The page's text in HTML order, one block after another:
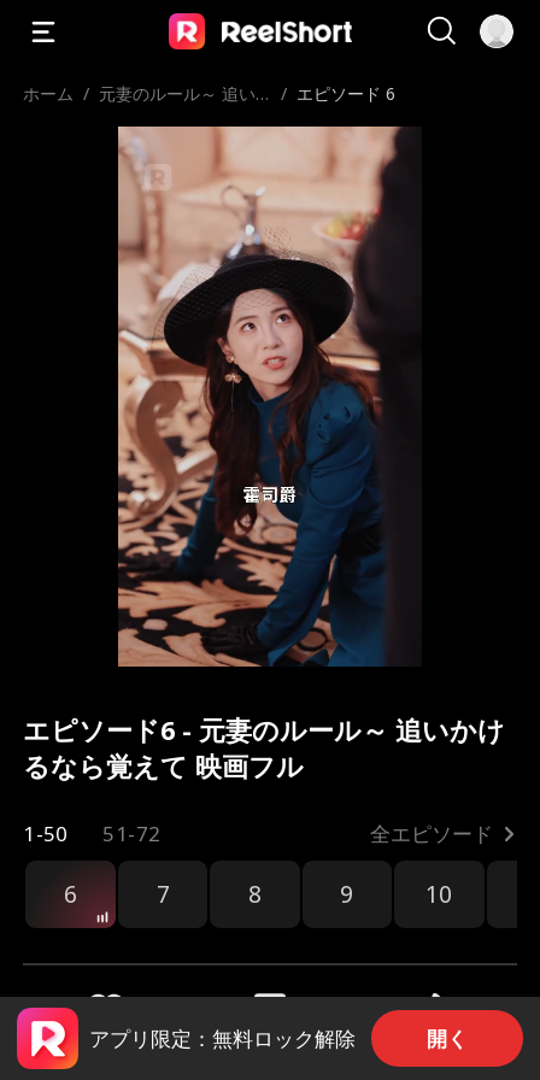
ホーム / 元妻のルール～ 追い
/ エピソード 6
エピソード6 - 元妻のルール～ 追いかけ
るなら覚えて 映画フル
1-50 51-72 全エピソード
6 7 8 9 10
142 2.1k 共有
アプリ限定：無料ロック解除 開く